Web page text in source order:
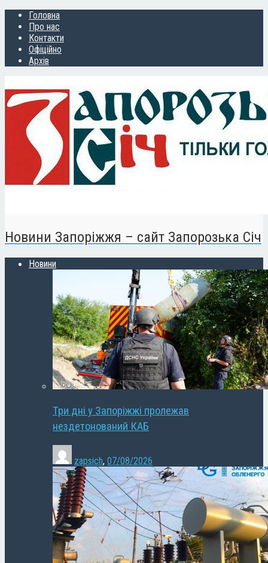
Головна
Про нас
Контакти
Офіційно
Архів
Новини Запоріжжя – сайт Запорозька Січ
Новини
Три дні у Запоріжжі пролежав
нездетонований КАБ
zapsich, 07/08/2026